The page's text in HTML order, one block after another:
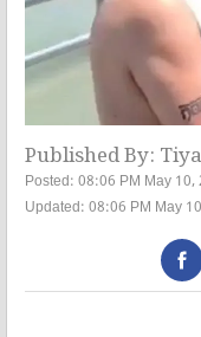
Published By:
Posted: 08:06 PM May 10,
Updated: 08:06 PM May